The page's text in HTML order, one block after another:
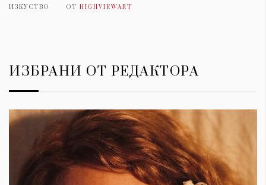
ИЗКУСТВО ОТ HIGHVIEWART
ИЗБРАНИ ОТ РЕДАКТОРА